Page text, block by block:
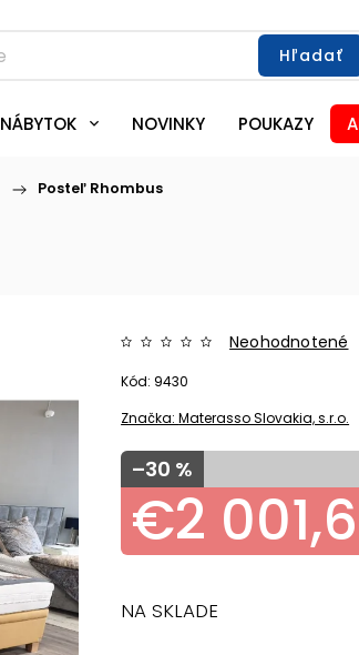
Hľadať
NÁBYTOK NOVINKY POUKAZY
/ Posteľ Rhombus
Značka:Materasso Slovakia, s.r.o.
Neohodnotené
–30 %
€2
Kód: 9430
NA SKLADE